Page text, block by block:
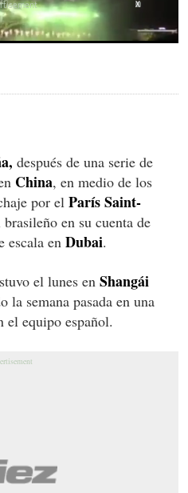
X
después de una serie de
China, en medio de los
por el París Saint-
en su cuenta de
escala en Dubai.
el lunes en Shangái
la semana pasada en una
el equipo español.